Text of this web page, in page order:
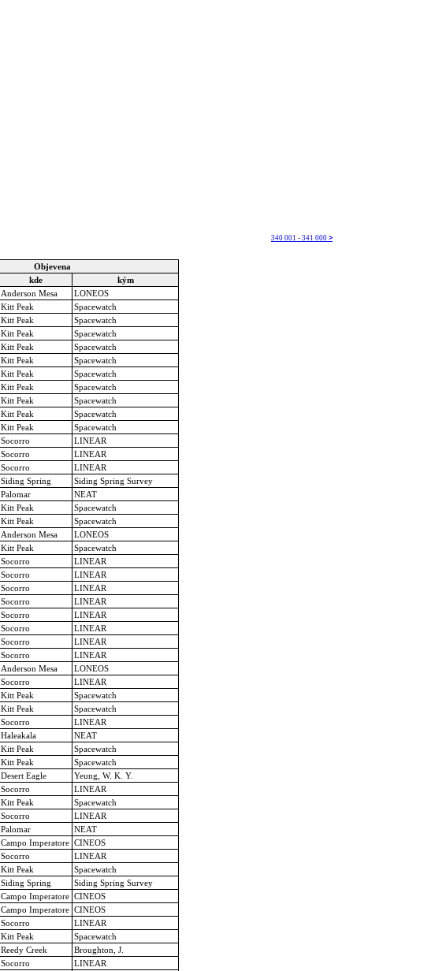
340 001 - 341 000 >
Objevena
kde
kým
Anderson Mesa
LONEOS
Kitt Peak
Spacewatch
Kitt Peak
Spacewatch
Kitt Peak
Spacewatch
Kitt Peak
Spacewatch
Kitt Peak
Spacewatch
Kitt Peak
Spacewatch
Kitt Peak
Spacewatch
Kitt Peak
Spacewatch
Kitt Peak
Spacewatch
Kitt Peak
Spacewatch
Socorro
LINEAR
Socorro
LINEAR
Socorro
LINEAR
Siding Spring
Siding Spring Survey
Palomar
NEAT
Kitt Peak
Spacewatch
Kitt Peak
Spacewatch
Anderson Mesa
LONEOS
Kitt Peak
Spacewatch
Socorro
LINEAR
Socorro
LINEAR
Socorro
LINEAR
Socorro
LINEAR
Socorro
LINEAR
Socorro
LINEAR
Socorro
LINEAR
Socorro
LINEAR
Anderson Mesa
LONEOS
Socorro
LINEAR
Kitt Peak
Spacewatch
Kitt Peak
Spacewatch
Socorro
LINEAR
Haleakala
NEAT
Kitt Peak
Spacewatch
Kitt Peak
Spacewatch
Desert Eagle
Yeung, W. K. Y.
Socorro
LINEAR
Kitt Peak
Spacewatch
Socorro
LINEAR
Palomar
NEAT
Campo Imperatore CINEOS
Socorro
LINEAR
Kitt Peak
Spacewatch
Siding Spring
Siding Spring Survey
Campo Imperatore CINEOS
Campo Imperatore CINEOS
Socorro
LINEAR
Kitt Peak
Spacewatch
Reedy Creek
Broughton, J.
Socorro
LINEAR